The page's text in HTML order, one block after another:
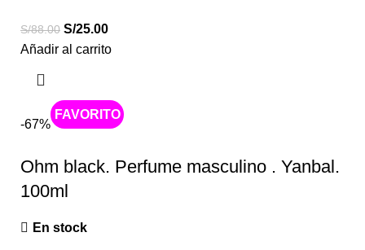
S/88.00 S/25.00
Añadir al carrito
-67%
Caliente
Ohm black. Perfume masculino . Yanbal.
100ml
En stock